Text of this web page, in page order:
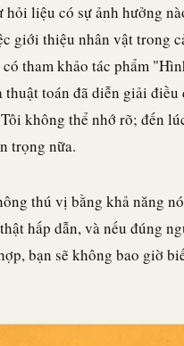
hỏi liệu có sự ảnh hưởng
giới thiệu nhân vật trong
tham khảo tác phẩm
toán đã diễn giải điều
không thể nhớ rõ; đến
trọng nữa.
thú vị bằng khả năng
hấp dẫn, và nếu đúng
bạn sẽ không bao giờ